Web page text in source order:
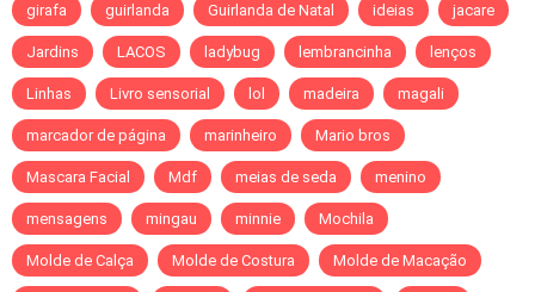
girafa guirlanda Guirlanda de Natal ideias jacare
Jardins LACOS ladybug lembrancinha lenços
Linhas Livro sensorial lol madeira magali
marcador de página marinheiro Mario bros
Mascara Facial Mdf meias de seda menino
mensagens mingau minnie Mochila
Molde de Calça Molde de Costura Molde de Macação